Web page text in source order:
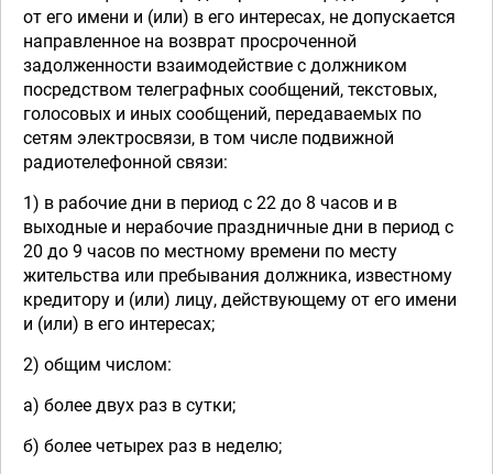
от его имени и (или) в его интересах, не допускается
направленное на возврат просроченной
задолженности взаимодействие с должником
посредством телеграфных сообщений, текстовых,
голосовых и иных сообщений, передаваемых по
сетям электросвязи, в том числе подвижной
радиотелефонной связи:
1) в рабочие дни в период с 22 до 8 часов и в
выходные и нерабочие праздничные дни в период с
20 до 9 часов по местному времени по месту
жительства или пребывания должника, известному
кредитору и (или) лицу, действующему от его имени
и (или) в его интересах;
2) общим числом:
а) более двух раз в сутки;
б) более четырех раз в неделю;